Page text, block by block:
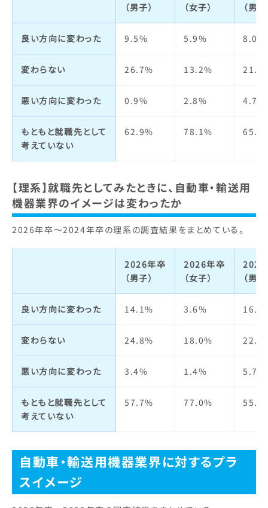
（男子）
（女子）
（男子
良い方向に変わった 9.5% 5.9% 8.0%
変わらない 26.7% 13.2%
悪い方向に変わった 0.9% 2.8% 4.7%
もともと就職先として
考えていない
62.9% 78.1%
【理系】就職先としてみたときに、自動車・輸送用
機器業界のイメージは変わったか
2026年卒～2024年卒の理系の調査結果をまとめている。
2026年卒
（男子）
2026年卒
（女子）
2025
（男子
良い方向に変わった 14.1% 3.6%
変わらない 24.8% 18.0%
悪い方向に変わった 3.4% 1.4% 5.7%
もともと就職先として
考えていない
57.7% 77.0%
自動車・輸送用機器業界に対するプラ
スイメージ